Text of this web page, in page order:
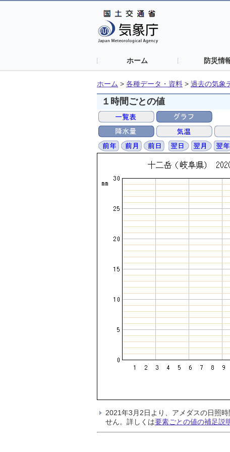
ホーム 防災情
ホーム > 各種データ・資料 > 過去の気象
１時間ごとの値
2021年3月2日より、アメダスの日照
せん。詳しくは要素ごとの値の補足説